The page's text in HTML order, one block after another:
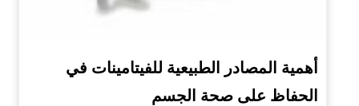
أهمية المصادر الطبيعية للفيتامينات في
الحفاظ على صحة الجسم